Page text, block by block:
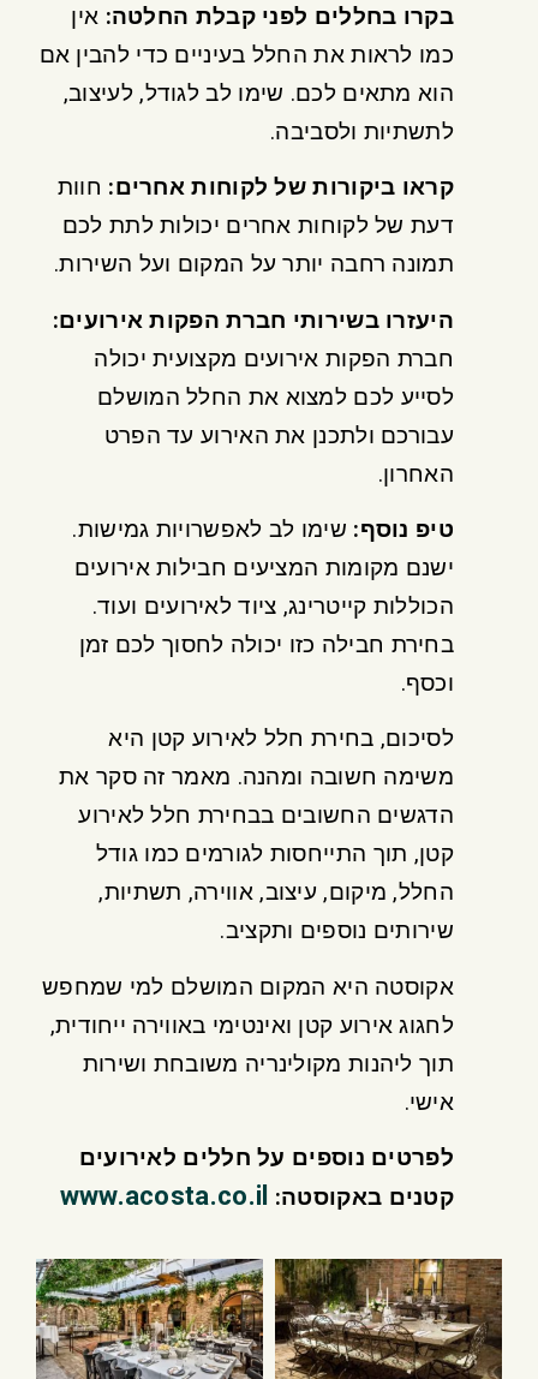
בקרו בחללים לפני קבלת החלטה: אין
כמו לראות את החלל בעיניים כדי להבין אם
הוא מתאים לכם. שימו לב לגודל, לעיצוב,
לתשתיות ולסביבה.
קראו ביקורות של לקוחות אחרים: חוות
דעת של לקוחות אחרים יכולות לתת לכם
תמונה רחבה יותר על המקום ועל השירות.
היעזרו בשירותי חברת הפקות אירועים:
חברת הפקות אירועים מקצועית יכולה
לסייע לכם למצוא את החלל המושלם
עבורכם ולתכנן את האירוע עד הפרט
האחרון.
טיפ נוסף: שימו לב לאפשרויות גמישות.
ישנם מקומות המציעים חבילות אירועים
הכוללות קייטרינג, ציוד לאירועים ועוד.
בחירת חבילה כזו יכולה לחסוך לכם זמן
וכסף.
לסיכום, בחירת חלל לאירוע קטן היא
משימה חשובה ומהנה. מאמר זה סקר את
הדגשים החשובים בבחירת חלל לאירוע
קטן, תוך התייחסות לגורמים כמו גודל
החלל, מיקום, עיצוב, אווירה, תשתיות,
שירותים נוספים ותקציב.
אקוסטה היא המקום המושלם למי שמחפש
לחגוג אירוע קטן ואינטימי באווירה ייחודית,
תוך ליהנות מקולינריה משובחת ושירות
אישי.
לפרטים נוספים על חללים לאירועים
קטנים באקוסטה: www.acosta.co.il